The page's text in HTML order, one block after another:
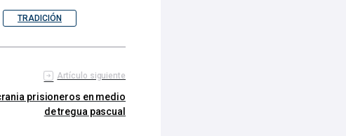
TRADICIÓN
Artículo siguiente
prisioneros en medio
de tregua pascual